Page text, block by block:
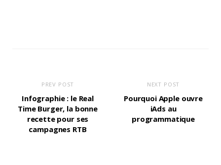
PREV POST
Infographie : le Real
Time Burger, la bonne
recette pour ses
campagnes RTB
NEXT POST
Pourquoi Apple ouvre
iAds au
programmatique